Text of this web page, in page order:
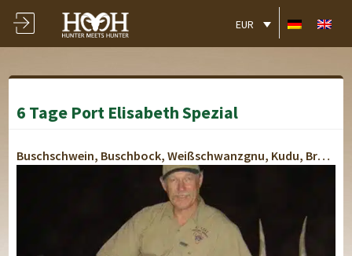
EUR
6 Tage Port Elisabeth Spezial
Buschschwein, Buschbock, Weißschwanzgnu, Kudu, Brauner Blessbock